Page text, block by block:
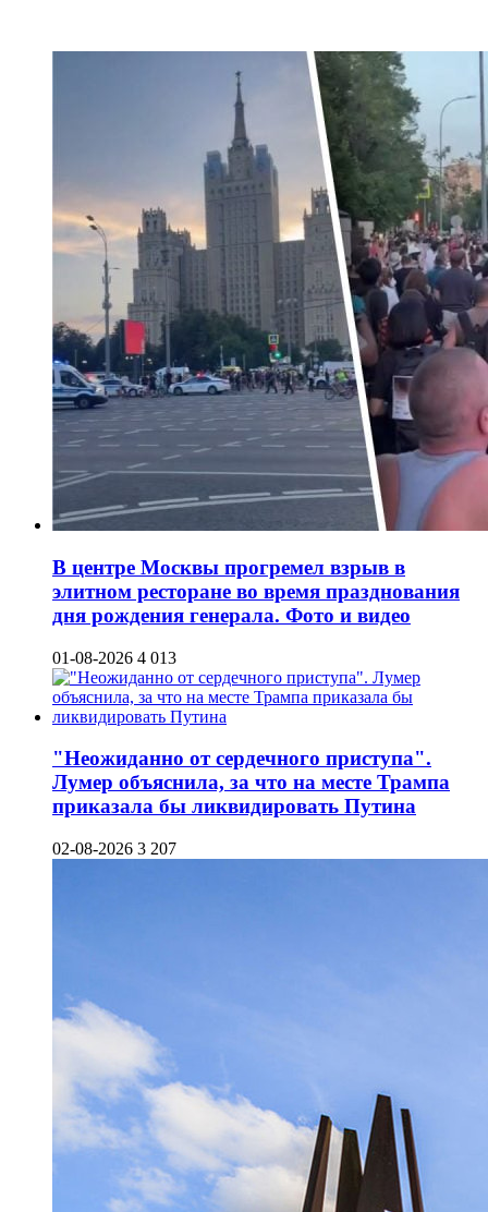
В центре Москвы прогремел взрыв в
элитном ресторане во время празднования
дня рождения генерала. Фото и видео
01-08-2026 4 013
"Неожиданно от сердечного приступа".
Лумер объяснила, за что на месте Трампа
приказала бы ликвидировать Путина
02-08-2026 3 207